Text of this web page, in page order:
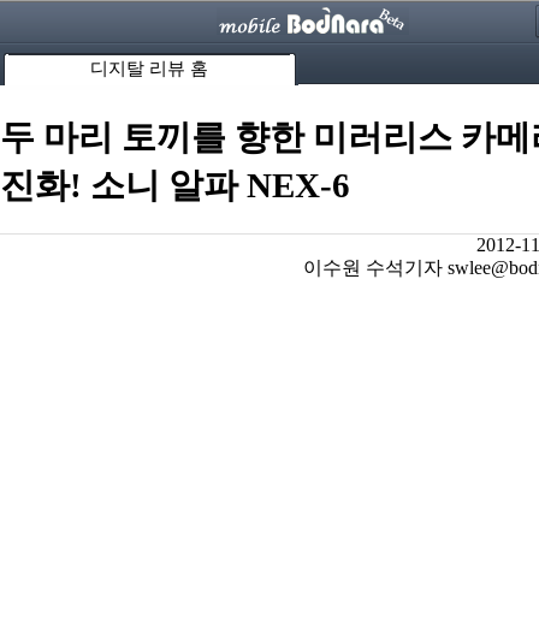
디지탈 리뷰 홈
두 마리 토끼를 향한 미러리스 카
진화! 소니 알파 NEX-6
2012-
이수원 수석기자